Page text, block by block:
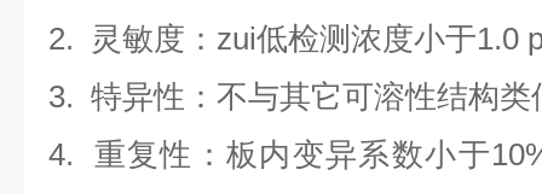
2. 灵敏度：zui低检测浓度小于1.0
3. 特异性：不与其它可溶性结构类
4. 重复性：板内变异系数小于10